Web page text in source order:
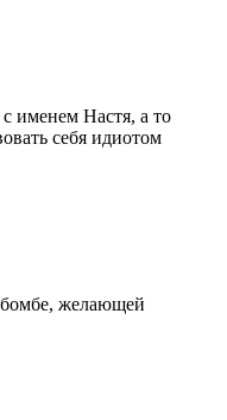
именем Настя, а то
себя идиотом
бомбе, желающей